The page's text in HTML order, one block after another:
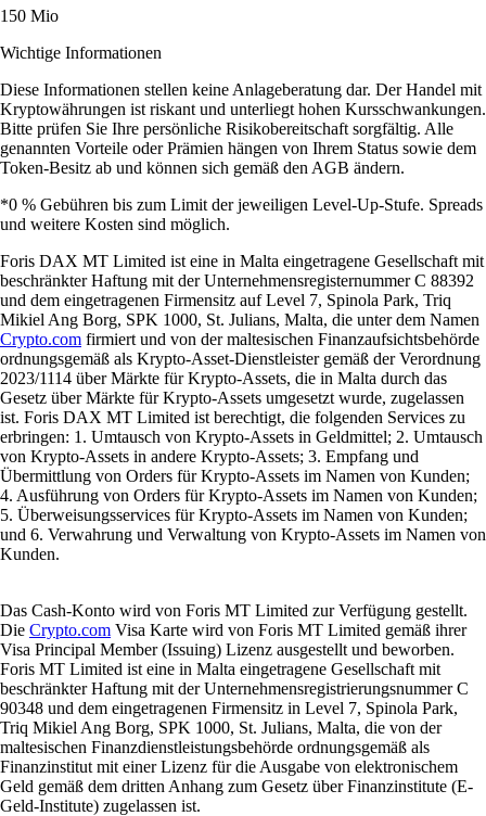
150 Mio
Wichtige Informationen
Diese Informationen stellen keine Anlageberatung dar. Der Handel mit
Kryptowährungen ist riskant und unterliegt hohen Kursschwankungen.
Bitte prüfen Sie Ihre persönliche Risikobereitschaft sorgfältig. Alle
genannten Vorteile oder Prämien hängen von Ihrem Status sowie dem
Token-Besitz ab und können sich gemäß den AGB ändern.
*0 % Gebühren bis zum Limit der jeweiligen Level-Up-Stufe. Spreads
und weitere Kosten sind möglich.
Foris DAX MT Limited ist eine in Malta eingetragene Gesellschaft mit
beschränkter Haftung mit der Unternehmensregisternummer C 88392
und dem eingetragenen Firmensitz auf Level 7, Spinola Park, Triq
Mikiel Ang Borg, SPK 1000, St. Julians, Malta, die unter dem Namen
Crypto.com firmiert und von der maltesischen Finanzaufsichtsbehörde
ordnungsgemäß als Krypto-Asset-Dienstleister gemäß der Verordnung
2023/1114 über Märkte für Krypto-Assets, die in Malta durch das
Gesetz über Märkte für Krypto-Assets umgesetzt wurde, zugelassen
ist. Foris DAX MT Limited ist berechtigt, die folgenden Services zu
erbringen: 1. Umtausch von Krypto-Assets in Geldmittel; 2. Umtausch
von Krypto-Assets in andere Krypto-Assets; 3. Empfang und
Übermittlung von Orders für Krypto-Assets im Namen von Kunden;
4. Ausführung von Orders für Krypto-Assets im Namen von Kunden;
5. Überweisungsservices für Krypto-Assets im Namen von Kunden;
und 6. Verwahrung und Verwaltung von Krypto-Assets im Namen von
Kunden.
Das Cash-Konto wird von Foris MT Limited zur Verfügung gestellt.
Die Crypto.com Visa Karte wird von Foris MT Limited gemäß ihrer
Visa Principal Member (Issuing) Lizenz ausgestellt und beworben.
Foris MT Limited ist eine in Malta eingetragene Gesellschaft mit
beschränkter Haftung mit der Unternehmensregistrierungsnummer C
90348 und dem eingetragenen Firmensitz in Level 7, Spinola Park,
Triq Mikiel Ang Borg, SPK 1000, St. Julians, Malta, die von der
maltesischen Finanzdienstleistungsbehörde ordnungsgemäß als
Finanzinstitut mit einer Lizenz für die Ausgabe von elektronischem
Geld gemäß dem dritten Anhang zum Gesetz über Finanzinstitute (E-
Geld-Institute) zugelassen ist.